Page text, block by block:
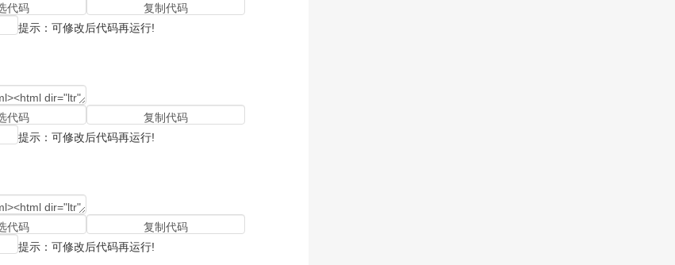
提示：可修改后代码再运行!
提示：可修改后代码再运行!
提示：可修改后代码再运行!